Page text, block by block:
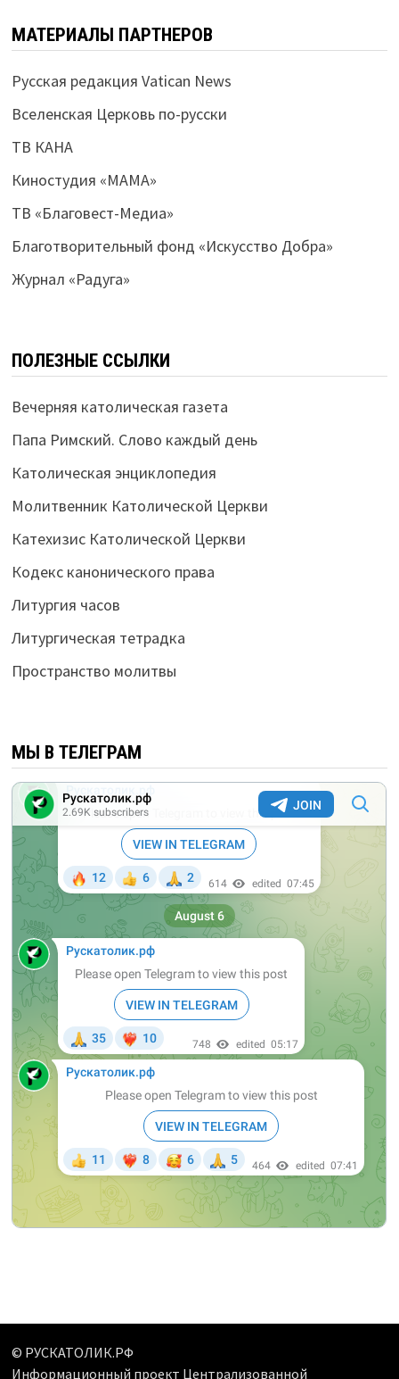
МАТЕРИАЛЫ ПАРТНЕРОВ
Русская редакция Vatican News
Вселенская Церковь по-русски
ТВ КАНА
Киностудия «МАМА»
ТВ «Благовест-Медиа»
Благотворительный фонд «Искусство Добра»
Журнал «Радуга»
ПОЛЕЗНЫЕ ССЫЛКИ
Вечерняя католическая газета
Папа Римский. Слово каждый день
Католическая энциклопедия
Молитвенник Католической Церкви
Катехизис Католической Церкви
Кодекс канонического права
Литургия часов
Литургическая тетрадка
Пространство молитвы
МЫ В ТЕЛЕГРАМ
© РУСКАТОЛИК.РФ
Информационный проект Централизованной